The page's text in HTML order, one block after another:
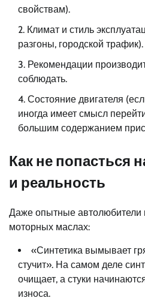
свойствам).
Климат и стиль
разгоны, городской трафик).
Рекомендации
соблюдать.
Состояние двигателя
иногда имеет смысл
большим содержанием
Как не попасться
и реальность
Даже опытные автолюбители
моторных маслах:
«Синтетика вымывает
стучит». На самом деле
очищает, а стуки
износа.